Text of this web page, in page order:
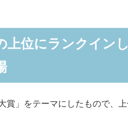
ッズをプレゼント
ェデザインのグッズが発売(※9月22
の当りくじが発売
ラクター大賞」のランキング上
上位にランクイン
賞」をテーマにしたもので、上